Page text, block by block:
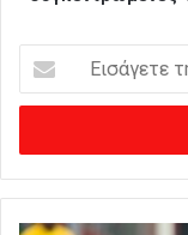
σ
γ
ε